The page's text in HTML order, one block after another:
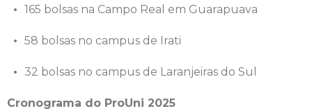
165 bolsas na Campo Real em Guarapuava
58 bolsas no campus de Irati
32 bolsas no campus de Laranjeiras do Sul
Cronograma do ProUni 2025